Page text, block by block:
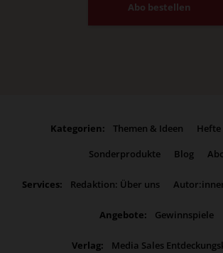
Abo bestellen
Kategorien: Themen & Ideen
Sonderprodukte
Blog
Services: Redaktion: Über uns
Angebote: Gewinnspiele
Verlag:
Media Sales